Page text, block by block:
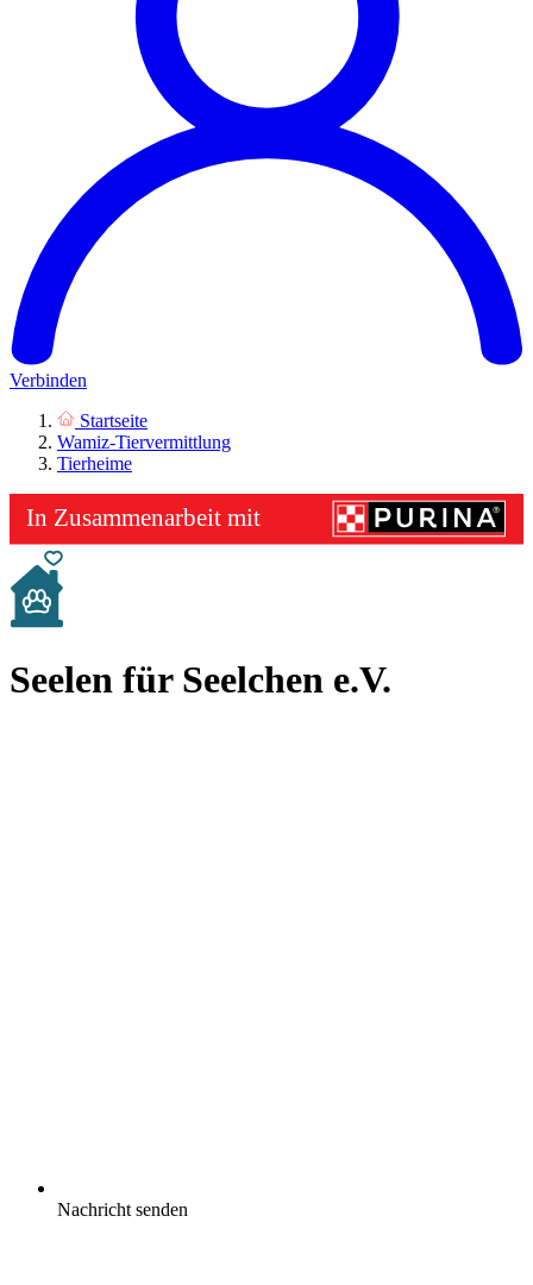
Verbinden
Startseite
Wamiz-Tiervermittlung
Tierheime
Seelen für Seelchen e.V.
Nachricht senden